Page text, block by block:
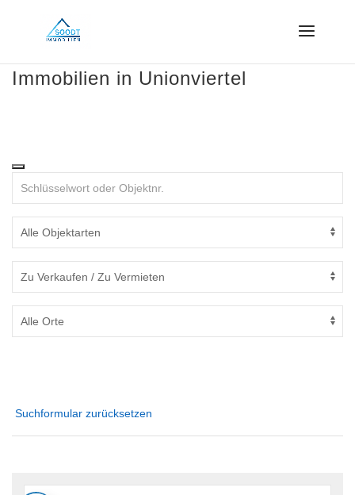
Immobilien in Unionviertel
Suchformular zurücksetzen